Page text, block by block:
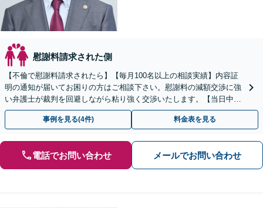
慰謝料請求された側
【不倫で慰謝料請求されたら】【毎月100名以上の相談実績】内容証
明の通知が届いてお困りの方はご相談下さい。慰謝料の減額交渉に強
い弁護士が裁判を回避しながら粘り強く交渉いたします。【当日中の
相談可(予約制)】【全国対応】
事例を見る(4件) 料金表を見る
電話でお問い合わせ メールでお問い合わせ